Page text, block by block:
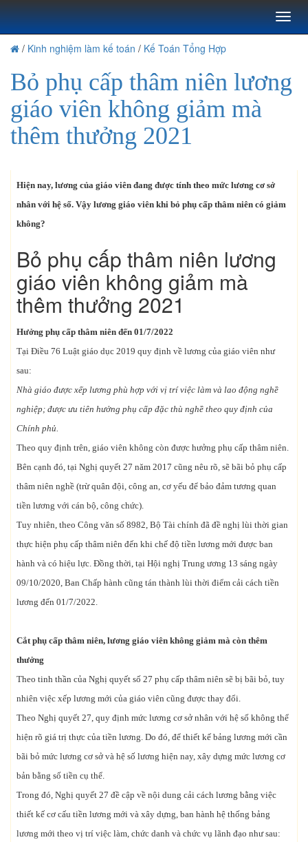
Toggle
/ Kinh nghiệm làm kế toán / Kế Toán Tổng Hợp
Bỏ phụ cấp thâm niên lương
giáo viên không giảm mà
thêm thưởng 2021
Hiện nay, lương của giáo viên đang được tính theo mức lương cơ sở
nhân với hệ số. Vậy lương giáo viên khi bỏ phụ cấp thâm niên có giảm
không?
Bỏ phụ cấp thâm niên lương
giáo viên không giảm mà
thêm thưởng 2021
Hưởng phụ cấp thâm niên đến 01/7/2022
Tại Điều 76 Luật giáo dục 2019 quy định về lương của giáo viên như
sau:
Nhà giáo được xếp lương phù hợp với vị trí việc làm và lao động nghề
nghiệp; được ưu tiên hưởng phụ cấp đặc thù nghề theo quy định của
Chính phủ.
Theo quy định trên, giáo viên không còn được hưởng phụ cấp thâm niên.
Bên cạnh đó, tại Nghị quyết 27 năm 2017 cũng nêu rõ, sẽ bãi bỏ phụ cấp
thâm niên nghề (trừ quân đội, công an, cơ yếu để bảo đảm tương quan
tiền lương với cán bộ, công chức).
Tuy nhiên, theo Công văn số 8982, Bộ Tài chính đã đề nghị lùi thời gian
thực hiện phụ cấp thâm niên đến khi chế độ tiền lương mới được ban
hành và có hiệu lực. Đồng thời, tại Hội nghị Trung ương 13 sáng ngày
09/10/2020, Ban Chấp hành cũng tán thành lùi thời điểm cải cách tiền
lương đến 01/7/2022.
Cắt phụ cấp thâm niên, lương giáo viên không giảm mà còn thêm
thưởng
Theo tinh thần của Nghị quyết số 27 phụ cấp thâm niên sẽ bị bãi bỏ, tuy
nhiên việc xếp lương mới của giáo viên cũng được thay đổi.
Theo Nghị quyết 27, quy định mức lương cơ sở nhân với hệ số không thể
hiện rõ giá trị thực của tiền lương. Do đó, để thiết kế bảng lương mới cần
bãi bỏ mức lương cơ sở và hệ số lương hiện nay, xây dựng mức lương cơ
bản bằng số tiền cụ thể.
Trong đó, Nghị quyết 27 đề cập về nội dung cải cách lương bằng việc
thiết kế cơ cấu tiền lương mới và xây dựng, ban hành hệ thống bảng
lương mới theo vị trí việc làm, chức danh và chức vụ lãnh đạo như sau: